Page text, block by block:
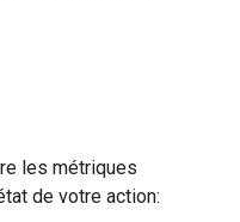
les métriques
de votre action: